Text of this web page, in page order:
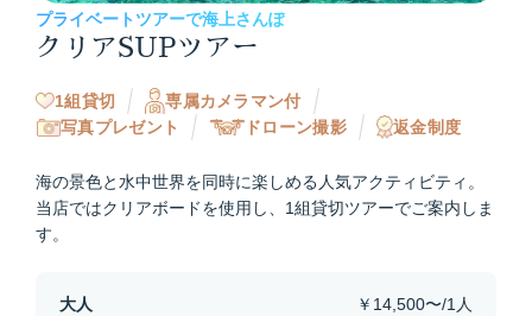
プライベートツアーで海上さんぽ
クリアSUPツアー
1組貸切
専属カメラマン付
写真プレゼント
ドローン撮影 返金制度
海の景色と水中世界を同時に楽しめる人気アクティビティ。
当店ではクリアボードを使用し、1組貸切ツアーでご案内しま
す。
大人 ￥14,500〜/1人